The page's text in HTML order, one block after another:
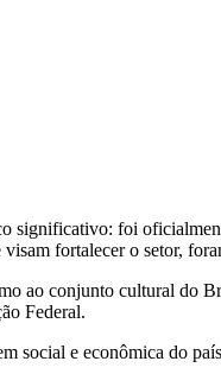
significativo: foi
fortalecer o setor,
ao conjunto cultural do
Federal.
social e econômica do